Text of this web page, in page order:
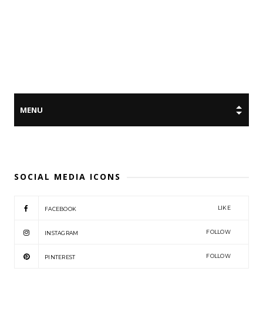
SOCIAL MEDIA ICONS
FACEBOOK LIKE
INSTAGRAM FOLLOW
PINTEREST FOLLOW